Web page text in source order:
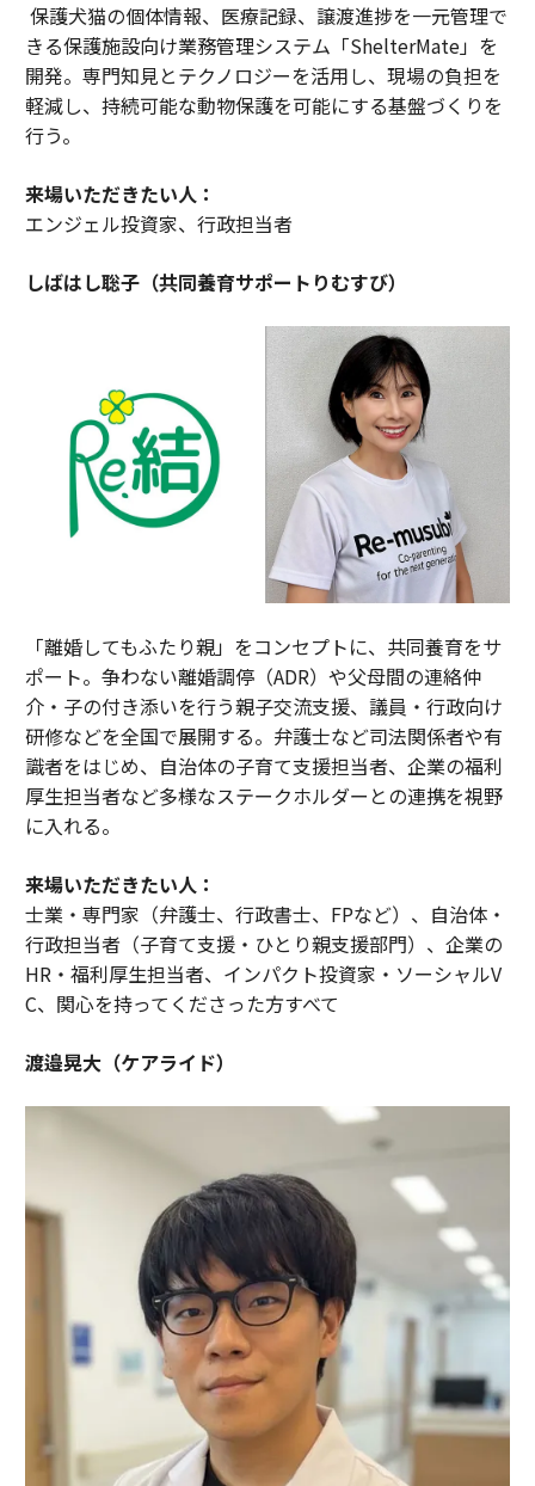
保護犬猫の個体情報、医療記録、譲渡進捗を一元管理で
きる保護施設向け業務管理システム「ShelterMate」を
開発。専門知見とテクノロジーを活用し、現場の負担を
軽減し、持続可能な動物保護を可能にする基盤づくりを
行う。
来場いただきたい人：
エンジェル投資家、行政担当者
しばはし聡子（共同養育サポートりむすび）
「離婚してもふたり親」をコンセプトに、共同養育をサ
ポート。争わない離婚調停（ADR）や父母間の連絡仲
介・子の付き添いを行う親子交流支援、議員・行政向け
研修などを全国で展開する。弁護士など司法関係者や有
識者をはじめ、自治体の子育て支援担当者、企業の福利
厚生担当者など多様なステークホルダーとの連携を視野
に入れる。
来場いただきたい人：
士業・専門家（弁護士、行政書士、FPなど）、自治体・
行政担当者（子育て支援・ひとり親支援部門）、企業の
HR・福利厚生担当者、インパクト投資家・ソーシャルV
C、関心を持ってくださった方すべて
渡邉晃大（ケアライド）